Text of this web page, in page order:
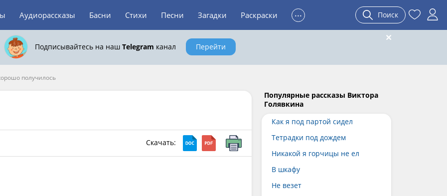
Аудиорассказы Басни Стихи Песни Загадки Раскраски ... Поиск
Подписывайтесь на наш Telegram канал Перейти
получилось
Скачать:
Популярные рассказы Виктора
Голявкина
Как я под партой сидел
Тетрадки под дождем
Никакой я горчицы не ел
В шкафу
Не везет